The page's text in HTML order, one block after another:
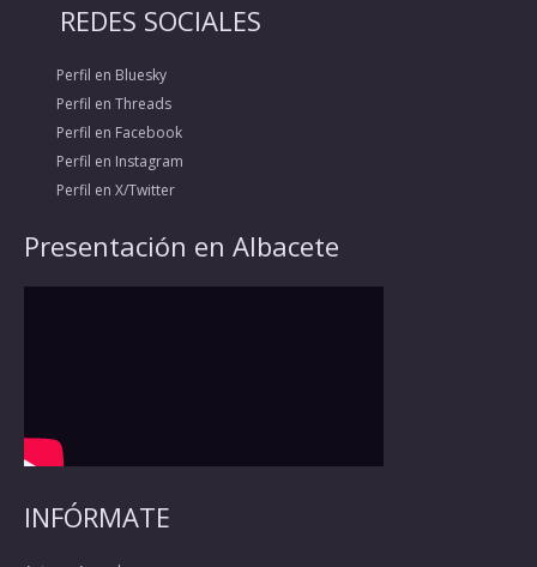
REDES SOCIALES
Perfil en Bluesky
Perfil en Threads
Perfil en Facebook
Perfil en Instagram
Perfil en X/Twitter
Presentación en Albacete
INFÓRMATE